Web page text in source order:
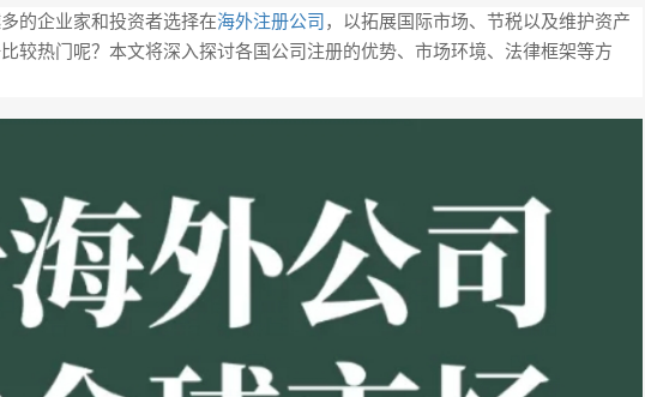
的企业家和投资者选择在海外注册公司 ，以拓展国际市场、节税以及维护资产
较热门呢？本文将深入探讨各国公司注册的优势、市场环境、法律框架等方